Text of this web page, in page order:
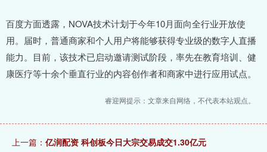
百度方面透露，NOVA技术计划于今年10月面向全行业开放使
用。届时，普通商家和个人用户将能够获得专业级的数字人直播
能力。目前，该技术已启动邀请测试阶段，率先在教育培训、健
康医疗等十余个垂直行业的内容创作者和商家中进行应用试点。
睿迎网提示：文章来自网络，不代表本站观点。
上一篇： 亿润配资 科创板今日大宗交易成交1.30亿元